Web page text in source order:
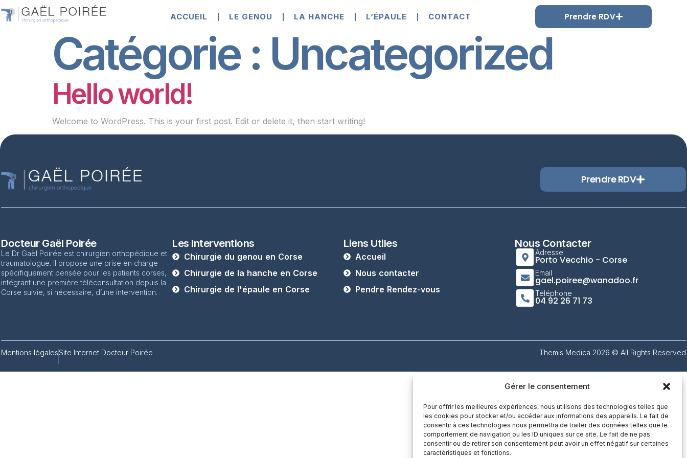
Gérer le consentement
Pour offrir les meilleures expériences, nous utilisons des technologies telles que
les cookies pour stocker et/ou accéder aux informations des appareils. Le fait de
consentir à ces technologies nous permettra de traiter des données telles que le
comportement de navigation ou les ID uniques sur ce site. Le fait de ne pas
consentir ou de retirer son consentement peut avoir un effet négatif sur certaines
caractéristiques et fonctions.
ACCUEIL LE GENOU LA HANCHE L’ÉPAULE CONTACT Prendre RDV
Catégorie : Uncategorized
Hello world!
Welcome to WordPress. This is your first post. Edit or delete it, then start writing!
Prendre RDV
Docteur Gaël Poirée
Le Dr Gaël Poirée est chirurgien orthopédique et
traumatologue. Il propose une prise en charge
spécifiquement pensée pour les patients corses,
intégrant une première téléconsultation depuis la
Corse suivie, si nécessaire, d’une intervention.
Les Interventions
Chirurgie du genou en Corse
Chirurgie de la hanche en Corse
Chirurgie de l'épaule en Corse
Liens Utiles
Accueil
Nous contacter
Pendre Rendez-vous
Nous Contacter
Adresse
Porto Vecchio - Corse
Email
gael.poiree@wanadoo.fr
Téléphone
04 92 26 71 73
Mentions légalesSite Internet Docteur Poirée Themis Medica 2026 © All Rights Reserved